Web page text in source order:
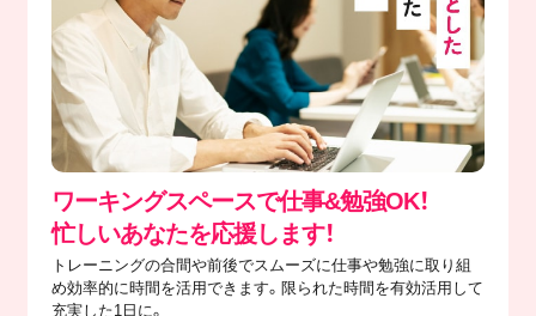
ワーキングスペースで仕事&勉強OK！
忙しいあなたを応援します！
トレーニングの合間や前後でスムーズに仕事や勉強に取り組
め効率的に時間を活用できます。限られた時間を有効活用して
充実した1日に。